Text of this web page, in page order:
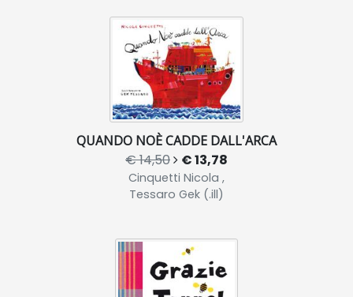
QUANDO NOÈ CADDE DALL'ARCA
€ 14,50 € 13,78
Cinquetti Nicola ,
Tessaro Gek (.ill)